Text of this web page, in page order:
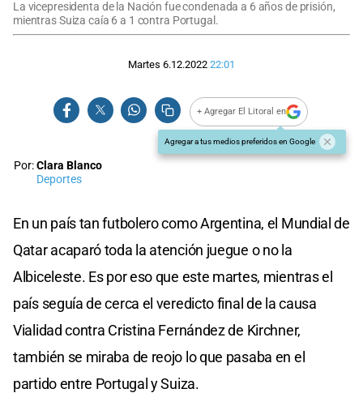
La vicepresidenta de la Nación fue condenada a 6 años de prisión,
mientras Suiza caía 6 a 1 contra Portugal.
Martes 6.12.2022 22:01
+ Agregar El Litoral en
Agregar a tus medios preferidos en Google
Por:Clara Blanco
Deportes
En un país tan futbolero como Argentina, el Mundial de
Qatar acaparó toda la atención juegue o no la
Albiceleste. Es por eso que este martes, mientras el
país seguía de cerca el veredicto final de la causa
Vialidad contra Cristina Fernández de Kirchner,
también se miraba de reojo lo que pasaba en el
partido entre Portugal y Suiza.